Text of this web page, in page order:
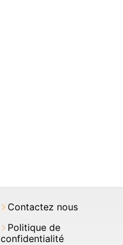
Contactez nous
Politique de
confidentialité